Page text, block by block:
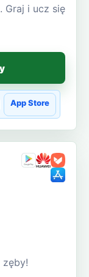
Graj i ucz się
App Store